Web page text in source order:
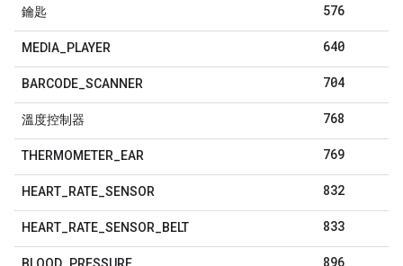
鑰匙 576
MEDIA PLAYER 640
BARCODE SCANNER 704
溫度控制器 768
THERMOMETER EAR 769
HEART RATE SENSOR 832
HEART RATE SENSOR BELT 833
BLOOD PRESSURE 896